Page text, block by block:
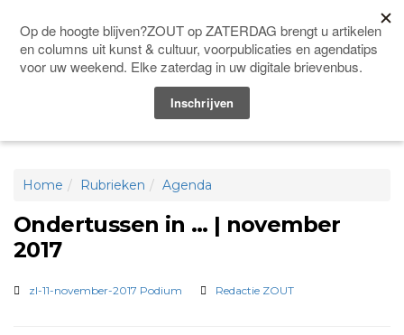
Home Rubrieken Agenda
Ondertussen in … | november
2017
zl-11-november-2017 Podium Redactie ZOUT